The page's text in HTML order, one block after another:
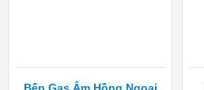
Bếp Gas Âm Hồng Ngoại